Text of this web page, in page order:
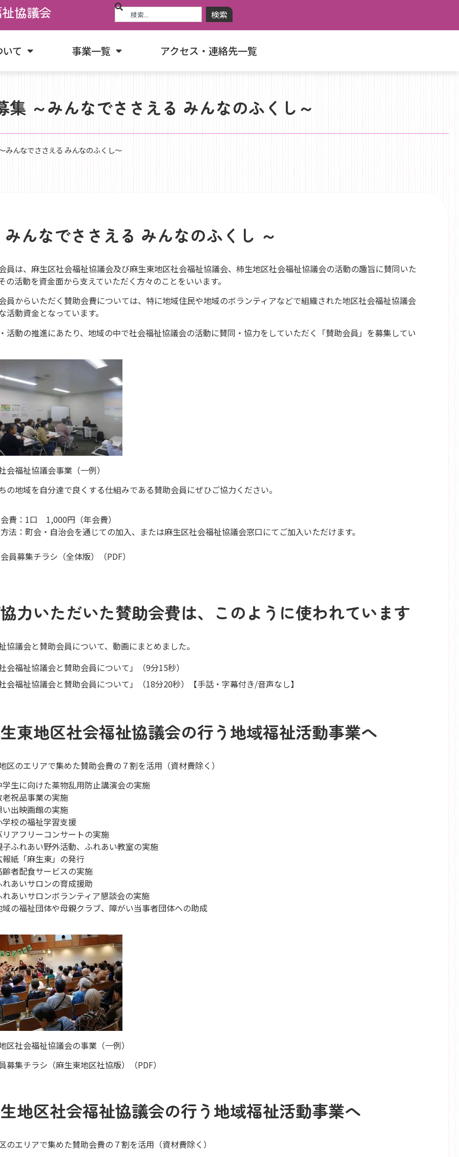
協議会 検索
て 事業一覧 アクセス・連絡先一覧
集 ～みんなでささえる みんなのふくし～
みんなでささえる みんなのふくし～
みんなでささえる みんなのふくし ～
は、麻生区社会福祉協議会及び麻生東地区社会福祉協議会、柿生地区社会福祉協議会の活動の趣旨に賛同いた
の活動を資金面から支えていただく方々のことをいいます。
からいただく賛助会費については、特に地域住民や地域のボランティアなどで組織された地区社会福祉協議会
活動資金となっています。
動の推進にあたり、地域の中で社会福祉協議会の活動に賛同・協力をしていただく「賛助会員」を募集してい
会福祉協議会事業（一例）
の地域を自分達で良くする仕組みである賛助会員にぜひご協力ください。
費：1口 1,000円（年会費）
法：町会・自治会を通じての加入、または麻生区社会福祉協議会窓口にてご加入いただけます。
員募集チラシ（全体版）（PDF）
力いただいた賛助会費は、このように使われています
協議会と賛助会員について、動画にまとめました。
会福祉協議会と賛助会員について」（9分15秒）
会福祉協議会と賛助会員について」（18分20秒）【手話・字幕付き/音声なし】
東地区社会福祉協議会の行う地域福祉活動事業へ
区のエリアで集めた賛助会費の７割を活用（資材費除く）
学生に向けた薬物乱用防止講演会の実施
老祝品事業の実施
い出映画館の実施
学校の福祉学習支援
リアフリーコンサートの実施
子ふれあい野外活動、ふれあい教室の実施
報紙「麻生東」の発行
齢者配食サービスの実施
れあいサロンの育成援助
れあいサロンボランティア懇談会の実施
域の福祉団体や母親クラブ、障がい当事者団体への助成
区社会福祉協議会の事業（一例）
募集チラシ（麻生東地区社協版）（PDF）
地区社会福祉協議会の行う地域福祉活動事業へ
のエリアで集めた賛助会費の７割を活用（資材費除く）